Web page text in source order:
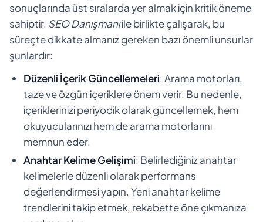
sonuçlarında üst sıralarda yer almak için kritik öneme
sahiptir. SEO Danışmanıile birlikte çalışarak, bu
süreçte dikkate almanız gereken bazı önemli unsurlar
şunlardır:
Düzenli İçerik Güncellemeleri: Arama motorları,
taze ve özgün içeriklere önem verir. Bu nedenle,
içeriklerinizi periyodik olarak güncellemek, hem
okuyucularınızı hem de arama motorlarını
memnun eder.
Anahtar Kelime Gelişimi: Belirlediğiniz anahtar
kelimelerle düzenli olarak performans
değerlendirmesi yapın. Yeni anahtar kelime
trendlerini takip etmek, rekabette öne çıkmanıza